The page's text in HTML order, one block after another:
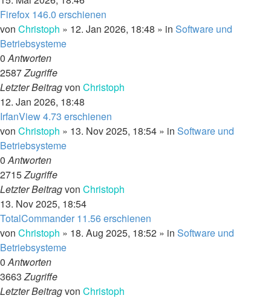
Firefox 146.0 erschienen
von Christoph » 12. Jan 2026, 18:48 » in Software und
Betriebsysteme
0Antworten
2587Zugriffe
Letzter Beitragvon Christoph
12. Jan 2026, 18:48
IrfanView 4.73 erschienen
von Christoph » 13. Nov 2025, 18:54 » in Software und
Betriebsysteme
0Antworten
2715Zugriffe
Letzter Beitragvon Christoph
13. Nov 2025, 18:54
TotalCommander 11.56 erschienen
von Christoph » 18. Aug 2025, 18:52 » in Software und
Betriebsysteme
0Antworten
3663Zugriffe
Letzter Beitragvon Christoph